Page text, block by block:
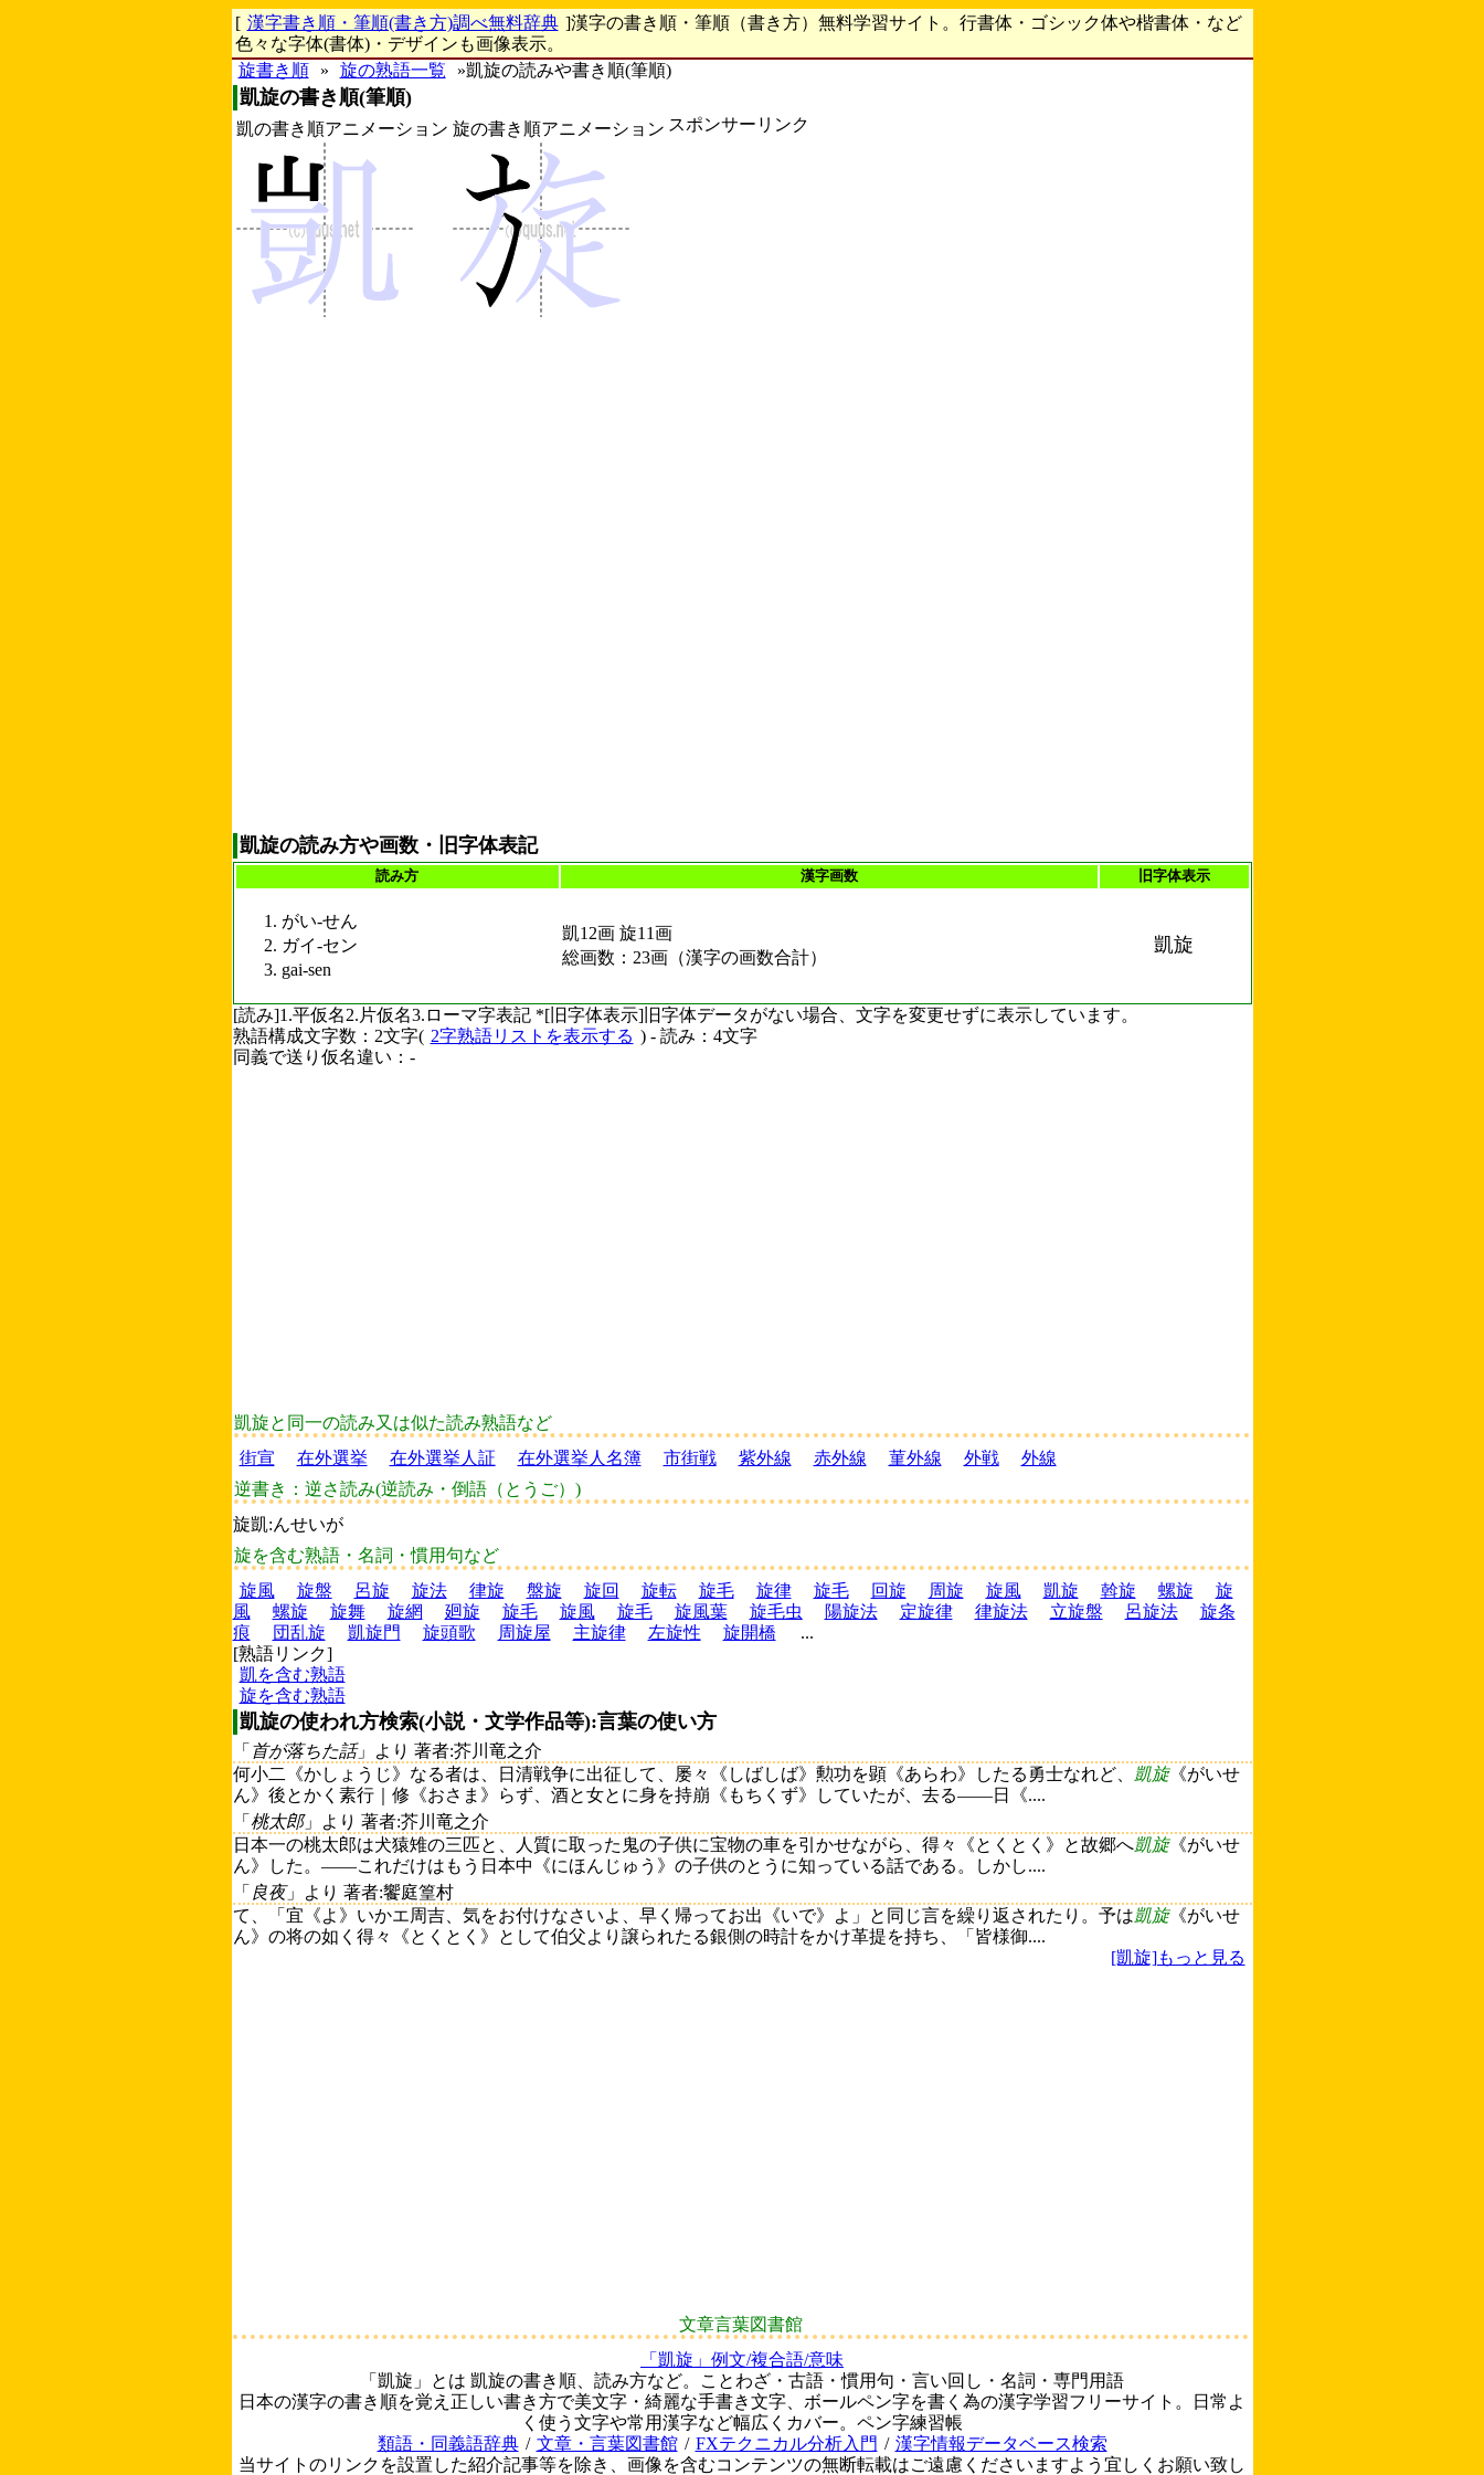
[ 漢字書き順・筆順(書き方)調べ無料辞典 ]漢字の書き順・筆順（書き方）無料学習サイト。行書体・ゴシック体や楷書体・など
色々な字体(書体)・デザインも画像表示。
旋書き順
» 旋の熟語一覧 »凱旋の読みや書き順(筆順)
凱旋の書き順(筆順)
凱の書き順アニメーション 旋の書き順アニメーション スポンサーリンク
凱旋の読み方や画数・旧字体表記
読み方 漢字画数 旧字体表示
がい-せん
ガイ-セン
gai-sen
凱12画 旋11画
総画数：23画（漢字の画数合計）
凱旋
[読み]1.平仮名2.片仮名3.ローマ字表記 *[旧字体表示]旧字体データがない場合、文字を変更せずに表示しています。
熟語構成文字数：2文字( 2字熟語リストを表示する ) - 読み：4文字
同義で送り仮名違い：-
凱旋と同一の読み又は似た読み熟語など
街宣
在外選挙 在外選挙人証 在外選挙人名簿 市街戦 紫外線 赤外線 菫外線 外戦
外線
逆書き：逆さ読み(逆読み・倒語（とうご）)
旋凱:んせいが
旋を含む熟語・名詞・慣用句など
旋風
旋盤 呂旋 旋法 律旋 盤旋 旋回 旋転 旋毛 旋律 旋毛 回旋 周旋 旋風 凱旋 斡旋 螺旋
旋
風
螺旋 旋舞 旋網 廻旋 旋毛 旋風 旋毛 旋風葉 旋毛虫 陽旋法 定旋律 律旋法 立旋盤 呂旋法
旋条
痕
団乱旋 凱旋門 旋頭歌 周旋屋 主旋律 左旋性 旋開橋
...
[熟語リンク]
凱を含む熟語
旋を含む熟語
凱旋の使われ方検索(小説・文学作品等):言葉の使い方
「 首が落ちた話」より 著者:芥川竜之介
何小二《かしょうじ》なる者は、日清戦争に出征して、屡々《しばしば》勲功を顕《あらわ》したる勇士なれど、 凱旋《がいせ
ん》後とかく素行｜修《おさま》らず、酒と女とに身を持崩《もちくず》していたが、去る――日《....
「 桃太郎」より 著者:芥川竜之介
日本一の桃太郎は犬猿雉の三匹と、人質に取った鬼の子供に宝物の車を引かせながら、得々《とくとく》と故郷へ凱旋《がいせ
ん》した。――これだけはもう日本中《にほんじゅう》の子供のとうに知っている話である。しかし....
「 良夜」より 著者:饗庭篁村
て、「宜《よ》いかエ周吉、気をお付けなさいよ、早く帰ってお出《いで》よ」と同じ言を繰り返されたり。予は凱旋《がいせ
ん》の将の如く得々《とくとく》として伯父より譲られたる銀側の時計をかけ革提を持ち、「皆様御....
[凱旋]もっと見る
文章言葉図書館
「凱旋」例文/複合語/意味
「凱旋」とは 凱旋の書き順、読み方など。ことわざ・古語・慣用句・言い回し・名詞・専門用語
日本の漢字の書き順を覚え正しい書き方で美文字・綺麗な手書き文字、ボールペン字を書く為の漢字学習フリーサイト。日常よ
く使う文字や常用漢字など幅広くカバー。ペン字練習帳
類語・同義語辞典 / 文章・言葉図書館 / FXテクニカル分析入門 / 漢字情報データベース検索
当サイトのリンクを設置した紹介記事等を除き、画像を含むコンテンツの無断転載はご遠慮くださいますよう宜しくお願い致し